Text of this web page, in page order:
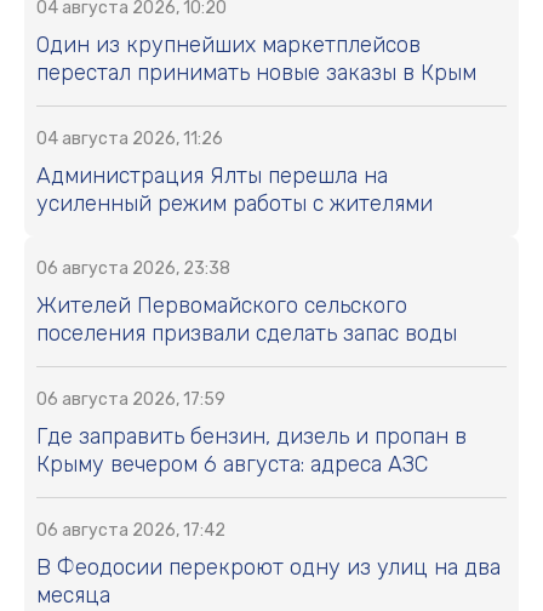
04 августа 2026, 10:20
Один из крупнейших маркетплейсов
перестал принимать новые заказы в Крым
04 августа 2026, 11:26
Администрация Ялты перешла на
усиленный режим работы с жителями
06 августа 2026, 23:38
Жителей Первомайского сельского
поселения призвали сделать запас воды
06 августа 2026, 17:59
Где заправить бензин, дизель и пропан в
Крыму вечером 6 августа: адреса АЗС
06 августа 2026, 17:42
В Феодосии перекроют одну из улиц на два
месяца